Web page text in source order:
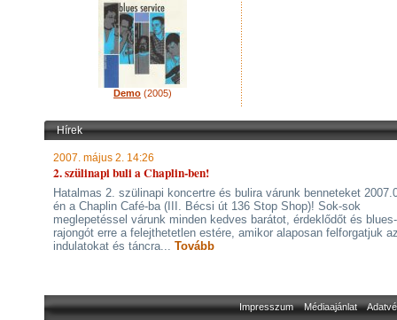
Demo (2005)
Hírek
2007. május 2. 14:26
2. szülinapi buli a Chaplin-ben!
Hatalmas 2. szülinapi koncertre és bulira várunk benneteket
én a Chaplin Café-ba (III. Bécsi út 136 Stop Shop)! Sok-sok
meglepetéssel várunk minden kedves barátot, érdeklődőt és blues-
rajongót erre a felejthetetlen estére, amikor alaposan felforgatjuk
indulatokat és táncra... Tovább
Impresszum Médiaajánlat